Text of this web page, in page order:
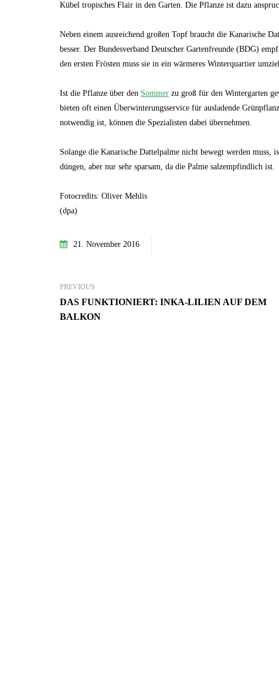
Kübel tropisches Flair in den Garten. Die Pflanze ist dazu
Neben einem ausreichend großen Topf braucht die Kanarische
besser. Der Bundesverband Deutscher Gartenfreunde (BDG)
den ersten Frösten muss sie in ein wärmeres Winterquartier
Ist die Pflanze über den Sommer zu groß für den Wintergarten
bieten oft einen Überwinterungsservice für ausladende
notwendig ist, können die Spezialisten dabei übernehmen.
Solange die Kanarische Dattelpalme nicht bewegt werden
düngen, aber nur sehr sparsam, da die Palme salzempfindlich ist.
Fotocredits: Oliver Mehlis
(dpa)
21. November 2016
PREVIOUS
DAS FUNKTIONIERT: INKA-LILIEN AUF DEM
BALKON